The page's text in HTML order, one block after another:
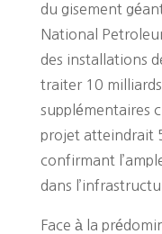
du gisement
National
des installations
traiter 10
supplémentaires
projet atteindrait
confirmant
dans
Face à la